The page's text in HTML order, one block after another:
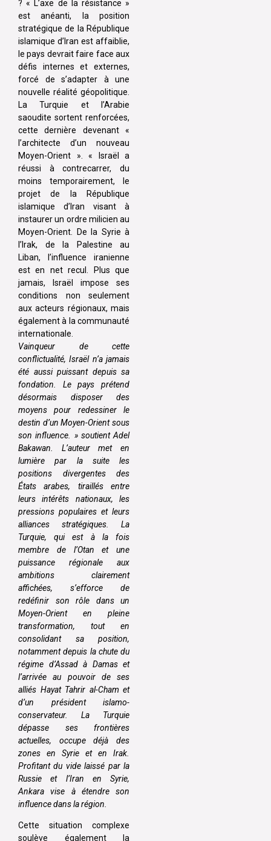
? « L’axe de la résistance »
est anéanti, la position
stratégique de la République
islamique d’Iran est affaiblie,
le pays devrait faire face aux
défis internes et externes,
forcé de s’adapter à une
nouvelle réalité géopolitique.
La Turquie et l’Arabie
saoudite sortent renforcées,
cette dernière devenant «
l’architecte d’un nouveau
Moyen-Orient ». « Israël a
réussi à contrecarrer, du
moins temporairement, le
projet de la République
islamique d’Iran visant à
instaurer un ordre milicien au
Moyen-Orient. De la Syrie à
l’Irak, de la Palestine au
Liban, l’influence iranienne
est en net recul. Plus que
jamais, Israël impose ses
conditions non seulement
aux acteurs régionaux, mais
également à la communauté
internationale.
Vainqueur de cette
conflictualité, Israël n’a jamais
été aussi puissant depuis sa
fondation. Le pays prétend
désormais disposer des
moyens pour redessiner le
destin d’un Moyen-Orient sous
son influence. » soutient Adel
Bakawan. L’auteur met en
lumière par la suite les
positions divergentes des
États arabes, tiraillés entre
leurs intérêts nationaux, les
pressions populaires et leurs
alliances stratégiques. La
Turquie, qui est à la fois
membre de l’Otan et une
puissance régionale aux
ambitions clairement
affichées, s’efforce de
redéfinir son rôle dans un
Moyen-Orient en pleine
transformation, tout en
consolidant sa position,
notamment depuis la chute du
régime d’Assad à Damas et
l’arrivée au pouvoir de ses
alliés Hayat Tahrir al-Cham et
d’un président islamo-
conservateur. La Turquie
dépasse ses frontières
actuelles, occupe déjà des
zones en Syrie et en Irak.
Profitant du vide laissé par la
Russie et l’Iran en Syrie,
Ankara vise à étendre son
influence dans la région.
Cette situation complexe
soulève également la